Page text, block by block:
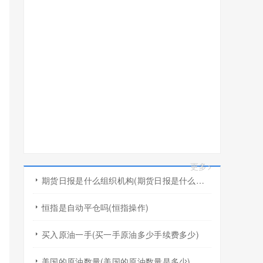
更多>
期货日报是什么组织机构(期货日报是什么组织机构的)
恒指是自动平仓吗(恒指操作)
买入原油一手(买一手原油多少手续费多少)